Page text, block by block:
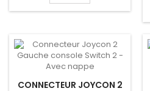
CONNECTEUR JOYCON 2